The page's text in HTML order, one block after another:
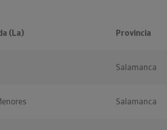
(La) Provincia
Salamanca
Salamanca